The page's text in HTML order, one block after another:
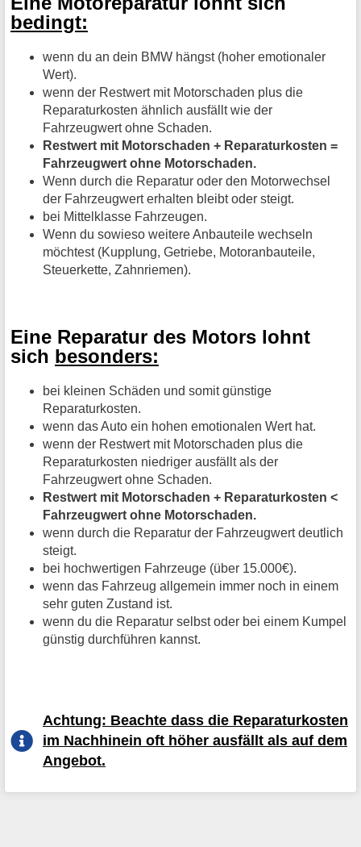
bedingt:
wenn du an dein BMW hängst (hoher emotionaler
Wert).
wenn der Restwert mit Motorschaden plus die
Reparaturkosten ähnlich ausfällt wie der
Fahrzeugwert ohne Schaden.
Restwert mit Motorschaden + Reparaturkosten =
Fahrzeugwert ohne Motorschaden.
Wenn durch die Reparatur oder den Motorwechsel
der Fahrzeugwert erhalten bleibt oder steigt.
bei Mittelklasse Fahrzeugen.
Wenn du sowieso weitere Anbauteile wechseln
möchtest (Kupplung, Getriebe, Motoranbauteile,
Steuerkette, Zahnriemen).
Eine Reparatur des Motors lohnt
sich besonders:
bei kleinen Schäden und somit günstige
Reparaturkosten.
wenn das Auto ein hohen emotionalen Wert hat.
wenn der Restwert mit Motorschaden plus die
Reparaturkosten niedriger ausfällt als der
Fahrzeugwert ohne Schaden.
Restwert mit Motorschaden + Reparaturkosten <
Fahrzeugwert ohne Motorschaden.
wenn durch die Reparatur der Fahrzeugwert deutlich
steigt.
bei hochwertigen Fahrzeuge (über 15.000€).
wenn das Fahrzeug allgemein immer noch in einem
sehr guten Zustand ist.
wenn du die Reparatur selbst oder bei einem Kumpel
günstig durchführen kannst.
Achtung: Beachte dass die Reparaturkosten
im Nachhinein oft höher ausfällt als auf dem
Angebot.